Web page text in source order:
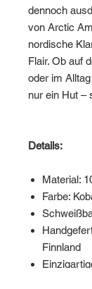
dennoch
von Arctic
nordische
Flair. Ob auf
oder im
nur ein Hut –
Details:
Material:
Farbe:
Finnland